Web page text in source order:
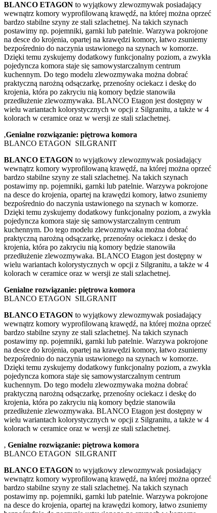
BLANCO ETAGON to wyjątkowy zlewozmywak posiadający
wewnątrz komory wyprofilowaną krawędź, na której można oprzeć
bardzo stabilne szyny ze stali szlachetnej. Na takich szynach
postawimy np. pojemniki, garnki lub patelnie. Warzywa pokrojone
na desce do krojenia, opartej na krawędzi komory, łatwo zsuniemy
bezpośrednio do naczynia ustawionego na szynach w komorze.
Dzięki temu zyskujemy dodatkowy funkcjonalny poziom, a zwykła
pojedyncza komora staje się samowystarczalnym centrum
kuchennym. Do tego modelu zlewozmywaka można dobrać
praktyczną narożną odsączarkę, przenośny ociekacz i deskę do
krojenia, która po zakryciu nią komory będzie stanowiła
przedłużenie zlewozmywaka. BLANCO Etagon jest dostępny w
wielu wariantach kolorystycznych w opcji z Silgranitu, a także w 4
kolorach w ceramice oraz w wersji ze stali szlachetnej.
,Genialne rozwiązanie: piętrowa komora
BLANCO ETAGON SILGRANIT
BLANCO ETAGON to wyjątkowy zlewozmywak posiadający
wewnątrz komory wyprofilowaną krawędź, na której można oprzeć
bardzo stabilne szyny ze stali szlachetnej. Na takich szynach
postawimy np. pojemniki, garnki lub patelnie. Warzywa pokrojone
na desce do krojenia, opartej na krawędzi komory, łatwo zsuniemy
bezpośrednio do naczynia ustawionego na szynach w komorze.
Dzięki temu zyskujemy dodatkowy funkcjonalny poziom, a zwykła
pojedyncza komora staje się samowystarczalnym centrum
kuchennym. Do tego modelu zlewozmywaka można dobrać
praktyczną narożną odsączarkę, przenośny ociekacz i deskę do
krojenia, która po zakryciu nią komory będzie stanowiła
przedłużenie zlewozmywaka. BLANCO Etagon jest dostępny w
wielu wariantach kolorystycznych w opcji z Silgranitu, a także w 4
kolorach w ceramice oraz w wersji ze stali szlachetnej.
Genialne rozwiązanie: piętrowa komora
BLANCO ETAGON SILGRANIT
BLANCO ETAGON to wyjątkowy zlewozmywak posiadający
wewnątrz komory wyprofilowaną krawędź, na której można oprzeć
bardzo stabilne szyny ze stali szlachetnej. Na takich szynach
postawimy np. pojemniki, garnki lub patelnie. Warzywa pokrojone
na desce do krojenia, opartej na krawędzi komory, łatwo zsuniemy
bezpośrednio do naczynia ustawionego na szynach w komorze.
Dzięki temu zyskujemy dodatkowy funkcjonalny poziom, a zwykła
pojedyncza komora staje się samowystarczalnym centrum
kuchennym. Do tego modelu zlewozmywaka można dobrać
praktyczną narożną odsączarkę, przenośny ociekacz i deskę do
krojenia, która po zakryciu nią komory będzie stanowiła
przedłużenie zlewozmywaka. BLANCO Etagon jest dostępny w
wielu wariantach kolorystycznych w opcji z Silgranitu, a także w 4
kolorach w ceramice oraz w wersji ze stali szlachetnej.
, Genialne rozwiązanie: piętrowa komora
BLANCO ETAGON SILGRANIT
BLANCO ETAGON to wyjątkowy zlewozmywak posiadający
wewnątrz komory wyprofilowaną krawędź, na której można oprzeć
bardzo stabilne szyny ze stali szlachetnej. Na takich szynach
postawimy np. pojemniki, garnki lub patelnie. Warzywa pokrojone
na desce do krojenia, opartej na krawędzi komory, łatwo zsuniemy